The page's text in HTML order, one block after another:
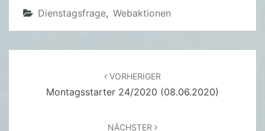
3
2
Dienstagsfrage, Webaktionen
VORHERIGER
Montagsstarter 24/2020 (08.06.2020)
NÄCHSTER